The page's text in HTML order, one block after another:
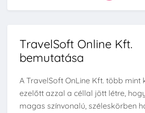
TravelSoft Online Kft.
bemutatása
A TravelSoft OnLine Kft. több mint
ezelőtt azzal a céllal jött létre,
magas színvonalú, széleskörben